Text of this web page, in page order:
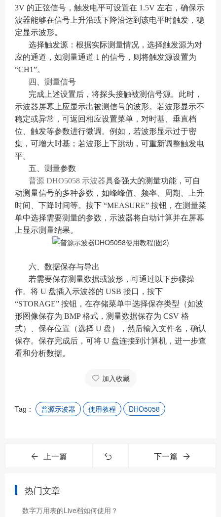
3V 的正弦信号，触发电平可设置在 1.5V 左右，确保示
波器能够在信号上升沿或下降沿达到该电平时触发，稳
定显示波形。
选择触发源：根据实际测量情况，选择触发源为对
应的通道，如测量通道 1 的信号，则将触发源设置为
“CH1”。
四、测量信号
完成上述设置后，将探头接触被测信号源。此时，
示波器屏幕上应显示出被测信号的波形。若波形显示不
稳定或异常，可返回相应设置菜单，对时基、垂直档
位、触发等参数进行微调。例如，若波形显示过于密
集，可增大时基；若波形上下跳动，可重新调整触发电
平。
五、测量参数
普源 DHO5058 示波器具备强大的测量功能，可自
动测量信号的多种参数，如峰峰值、频率、周期、上升
时间、下降时间等。按下 “MEASURE” 按钮，在测量菜
单中选择需要测量的参数，示波器将自动计算并在屏幕
上显示测量结果。
六、数据保存与导出
若需要保存测量数据或波形，可通过以下步骤操
作。将 U 盘插入示波器的 USB 接口，按下
“STORAGE” 按钮，在存储菜单中选择保存类型（如波
形图像保存为 BMP 格式，测量数据保存为 CSV 格
式）、保存位置（选择 U 盘），然后输入文件名，确认
保存。保存完成后，可将 U 盘连接到计算机，进一步查
看和分析数据。
加入收藏
Tag： 普源示波器 使用教程 DHO5058
上一篇 下一篇
热门文章
数字万用表的Live档如何使用？